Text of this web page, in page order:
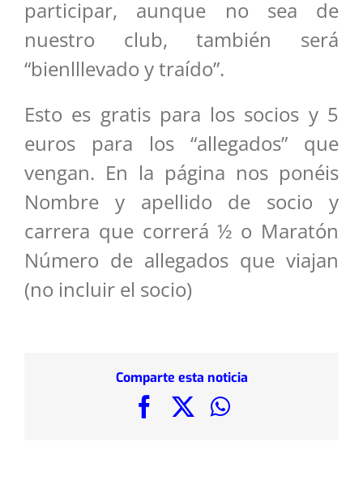
participar, aunque no sea de
nuestro club, también será
“bienlllevado y traído”.
Esto es gratis para los socios y 5
euros para los “allegados” que
vengan. En la página nos ponéis
Nombre y apellido de socio y
carrera que correrá ½ o Maratón
Número de allegados que viajan
(no incluir el socio)
Comparte esta noticia
FacebookWhatsApp